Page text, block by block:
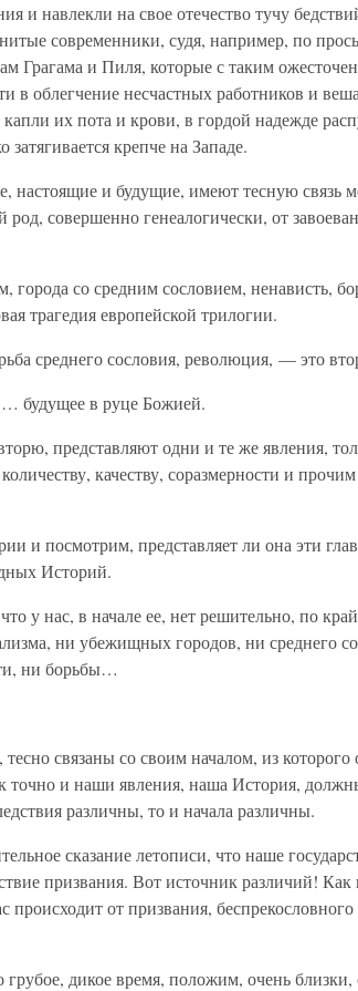
и навлекли на свое отечество тучу
современники, судя, например, по
Грагама и Пиля, которые с таким
в облегчение несчастных работников и
их пота и крови, в гордой надежде
крепче на Западе.
настоящие и будущие, имеют тесную связь
совершенно генеалогически, от
города со средним сословием, ненависть,
трагедия европейской трилогии.
среднего сословия, революция, — это
будущее в руце Божией.
представляют одни и те же явления,
качеству, соразмерности и
и посмотрим, представляет ли она эти
Историй.
у нас, в начале ее, нет решительно, по
ни убежищных городов, ни среднего
ни борьбы…
связаны со своим началом, из которого
точно и наши явления, наша История,
различны, то и начала различны.
сказание летописи, что наше
призвания. Вот источник различий! Как
происходит от призвания, беспрекословного
дикое время, положим, очень